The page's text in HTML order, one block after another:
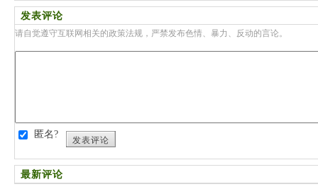
发表评论
请自觉遵守互联网相关的政策法规，严禁发布色情、暴力、反动的言论。
匿名?
发表评论
最新评论